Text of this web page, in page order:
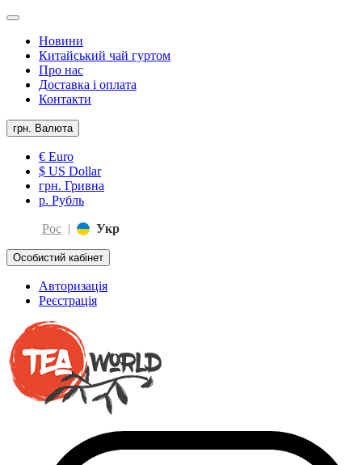
Новини
Китайський чай гуртом
Про нас
Доставка і оплата
Контакти
грн. Валюта
€ Euro
$ US Dollar
грн. Гривна
р. Рубль
Рос | Укр
Особистий кабінет
Авторизація
Реєстрація